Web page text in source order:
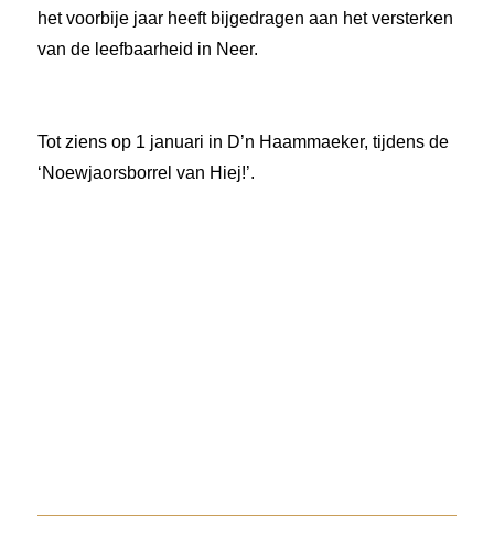
het voorbije jaar heeft bijgedragen aan het versterken
van de leefbaarheid in Neer.
Tot ziens op 1 januari in D’n Haammaeker, tijdens de
‘Noewjaorsborrel van Hiej!’.